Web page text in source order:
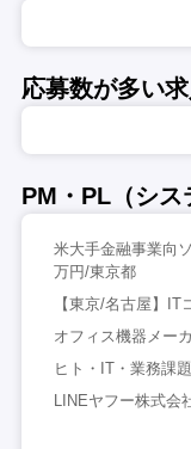
応募数が多い
PM・PL（シ
米大手金融事業向
万円/東京都
【東京/名古屋】
オフィス機器メー
ヒト・IT・業務課
LINEヤフー株式